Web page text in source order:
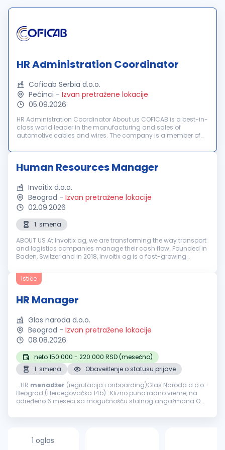
HR Administration Coordinator
Coficab Serbia d.o.o.
Pećinci - Izvan pretražene lokacije
05.09.2026
HR Administration Coordinator About us COFICAB is a best-in-
class world leader in the manufacturing and sales of
automotive cables and wires. The company is a member of
founded in 1946. COF...
Human Resources Manager
Invoitix d.o.o.
Beograd - Izvan pretražene lokacije
02.09.2026
1. smena
ABOUT US At Invoitix ag, we are transforming the way transport
and logistics companies manage their cash flow. Founded in
Baden, Switzerland in 2018, invoitix ag is a fast-growing
solutions to ro...
Ističe
HR Manager
Glas naroda d.o.o.
Beograd - Izvan pretražene lokacije
08.08.2026
neto 150.000 - 220.000 RSD (mesečno)
1. smena
Obaveštenje o statusu prijave
...HR menadžer (regrutacija i onboarding)Glas Naroda d.o.o. ·
Beograd (Hercegovačka 14b) · Klizno puno radno vreme, na
određeno 6 meseci sa mogućnošću stalnog angažmana O
1 oglas